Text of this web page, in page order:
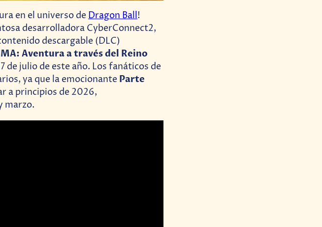
en el universo deDragon Ball!
desarrolladora CyberConnect2,
descargable (DLC)
Aventura a través del Reino
de julio de este año. Los fanáticos de
ya que la emocionante Parte
a principios de 2026,
marzo.